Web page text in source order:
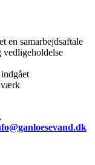
en samarbejdsaftale
vedligeholdelse